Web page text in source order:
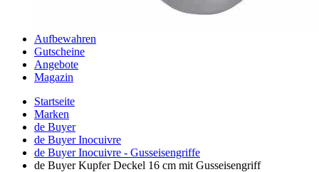
Aufbewahren
Gutscheine
Angebote
Magazin
Startseite
Marken
de Buyer
de Buyer Inocuivre
de Buyer Inocuivre - Gusseisengriffe
de Buyer Kupfer Deckel 16 cm mit Gusseisengriff